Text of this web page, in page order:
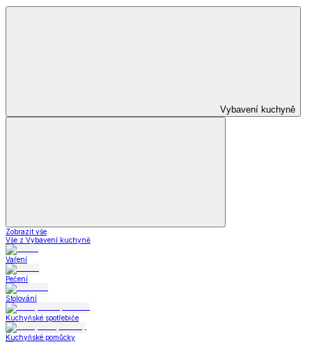
Vybavení kuchyně
Zobrazit vše
Vše z Vybavení kuchyně
Vaření
Pečení
Stolování
Kuchyňské spotřebiče
Kuchyňské pomůcky